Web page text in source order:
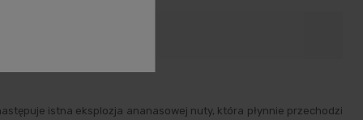
istna eksplozja ananasowej nuty, która płynnie przechodzi